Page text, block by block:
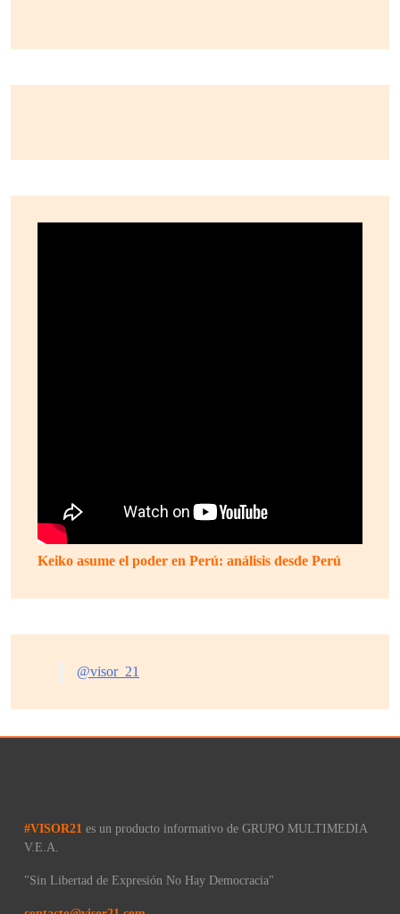
Keiko asume el poder en Perú: análisis desde Perú
@visor_21
#VISOR21 es un producto informativo de GRUPO MULTIMEDIA
V.E.A.
"Sin Libertad de Expresión No Hay Democracia"